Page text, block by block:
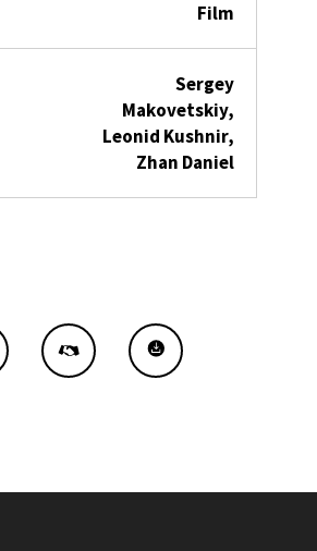
Film
Sergey
Makovetskiy,
Leonid Kushnir,
Zhan Daniel